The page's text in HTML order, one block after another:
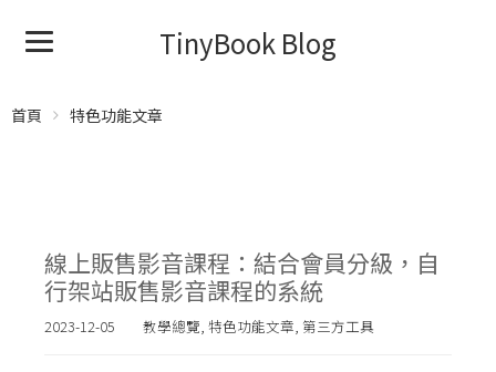
TinyBook Blog
首頁 特色功能文章
線上販售影音課程：結合會員分級，自
行架站販售影音課程的系統
2023-12-05 教學總覽, 特色功能文章, 第三方工具